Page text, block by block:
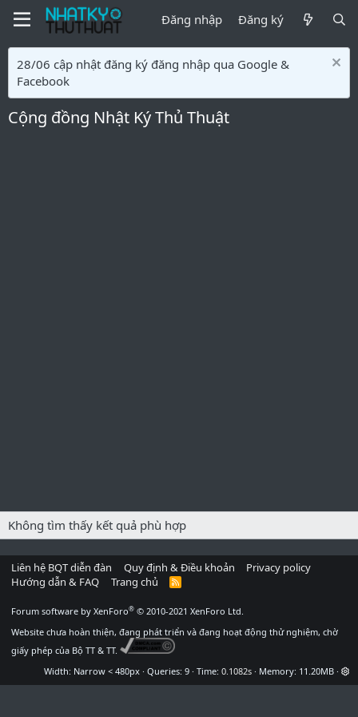
Đăng nhập Đăng ký
28/06 cập nhật đăng ký đăng nhập qua Google &
Facebook
Cộng đồng Nhật Ký Thủ Thuật
Không tìm thấy kết quả phù hợp
Liên hệ BQT diễn đàn Quy định & Điều khoản
Privacy policy
Hướng dẫn & FAQ
Trang chủ
R
Forum software by XenForo® © 2010-2021 XenForo Ltd.
Website chưa hoàn thiện, đang phát triển và đang hoạt động thử nghiệm, chờ
giấy phép của Bộ TT & TT.
Width
Queries 9 Time 0.1082s Memory 11.20MB